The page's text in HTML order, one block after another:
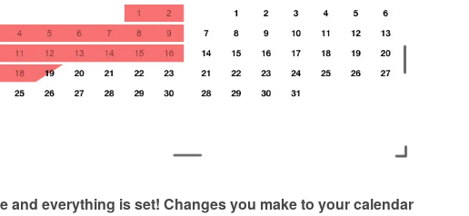
and everything is set! Changes you make to your calendar